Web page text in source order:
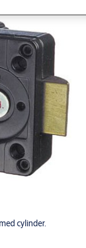
cylinder.